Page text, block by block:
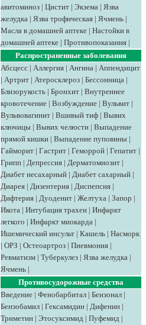
авитоминоз | Цистит | Экзема | Язва
желудка | Язва трофическая | Ячмень |
Масла в домашней аптеке | Настойки в
домашней аптеке | Противопоказания |
Распространенные заболевания
Абсцесс | Аллергия | Ангина | Аппендицит
| Артрит | Атеросклероз | Бессонница |
Близорукость | Бронхит | Внутреннее
кровотечение | Возбуждение | Вульвит |
Вульвовагинит | Вшивый тиф | Вывих
ключицы | Вывих челюсти | Выпадение
прямой кишки | Выпадение пуповины |
Гайморит | Гастрит | Геморрой | Гепатит |
Грипп | Депрессия | Дерматомиозит |
Диабет несахарный | Диабет сахарный |
Диарея | Дизентерия | Диспепсия |
Дифтерия | Дуоденит | Желтуха | Запор |
Икота | Интубация трахеи | Инфаркт
легкого | Инфаркт миокарда |
Ишемический инсульт | Кашель | Насморк
| ОРЗ | Остеоартроз | Пневмония |
Ревматизм | Туберкулез | Язва желудка |
Ячмень |
Противосудорожные средства
Введение | Фенобарбитал | Бензонал |
Бензобамил | Гексамидин | Дифенин |
Триметин | Этосуксимид | Пуфемид |